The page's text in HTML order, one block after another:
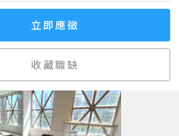
立即應徵
收藏職缺